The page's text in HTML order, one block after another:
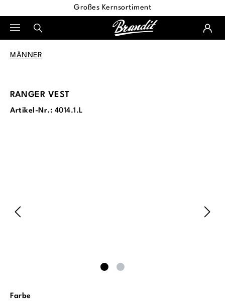
Großes Kernsortiment
MÄNNER
RANGER VEST
Artikel-Nr.: 4014.1.L
Farbeauswählen